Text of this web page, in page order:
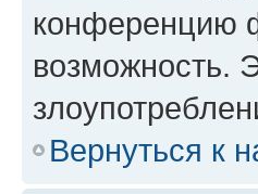
конференцию
возможность.
Вернуться к